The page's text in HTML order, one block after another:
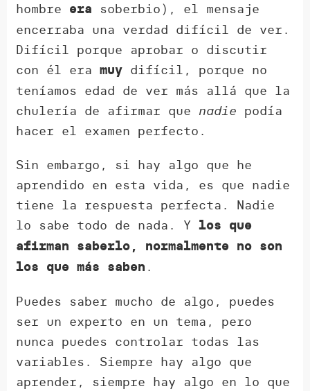
hombre era soberbio), el mensaje
encerraba una verdad difícil de ver.
Difícil porque aprobar o discutir
con él eramuy difícil, porque no
teníamos edad de ver más allá que la
chulería de afirmar que nadie podía
hacer el examen perfecto.
Sin embargo, si hay algo que he
aprendido en esta vida, es que nadie
tiene la respuesta perfecta. Nadie
lo sabe todo de nada. Ylos que
afirman saberlo, normalmente no son
los que más saben .
Puedes saber mucho de algo, puedes
ser un experto en un tema, pero
nunca puedes controlar todas las
variables. Siempre hay algo que
aprender, siempre hay algo en lo que